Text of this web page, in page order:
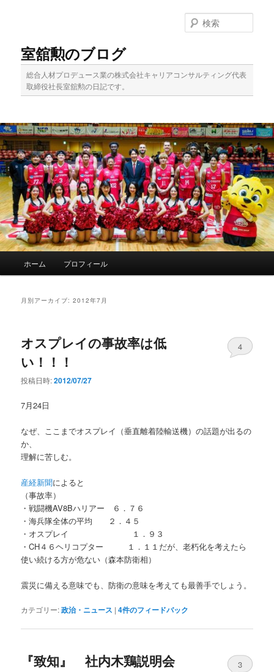
移
動
動
室舘勲のブログ
総合人材プロデュース業の株式会社キャリアコンサルティング代表
取締役社長室舘勲の日記です。
索
ホーム プロフィール
月別アーカイブ:2012年7月
オスプレイの事故率は低
い！！！
投稿日時:2012/07/27
4
7月24日
なぜ、ここまでオスプレイ（垂直離着陸輸送機）の話題が出るの
か、
理解に苦しむ。
産経新聞によると
（事故率）
・戦闘機AV8Bハリアー ６．７６
・海兵隊全体の平均 ２．４５
・オスプレイ １．９３
・CH４６ヘリコプター １．１１だが、老朽化を考えたら
使い続ける方が危ない（森本防衛相）
震災に備える意味でも、防衛の意味を考えても最善手でしょう。
カテゴリー:政治・ニュース |4件のフィードバック
『致知』 社内木鶏説明会 3